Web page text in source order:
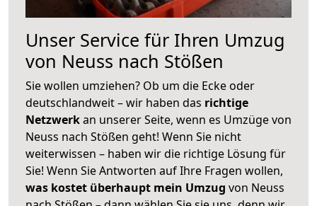
Unser Service für Ihren Umzug
von Neuss nach Stößen
Sie wollen umziehen? Ob um die Ecke oder
deutschlandweit – wir haben das richtige
Netzwerkan unserer Seite, wenn es Umzüge von
Neuss nach Stößen geht! Wenn Sie nicht
weiterwissen – haben wir die richtige Lösung für
Sie! Wenn Sie Antworten auf Ihre Fragen wollen,
was kostet überhaupt mein Umzug von Neuss